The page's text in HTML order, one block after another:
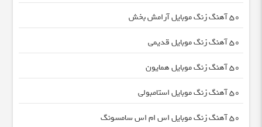
50 آهنگ زنگ موبایل آرامش بخش
50 آهنگ زنگ موبایل قدیمی
50 آهنگ زنگ موبایل همایون
50 آهنگ زنگ موبایل استامبولی
50 آهنگ زنگ موبایل اس ام اس سامسونگ